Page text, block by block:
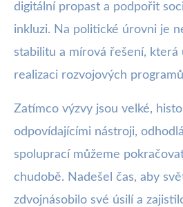
digitální propast a podpořit
inkluzi. Na politické úrovni je
stabilitu a mírová řešení,
realizaci rozvojových
Zatímco výzvy jsou velké,
odpovídajícími nástroji,
spoluprací můžeme
chudobě. Nadešel čas, aby
zdvojnásobilo své úsilí a